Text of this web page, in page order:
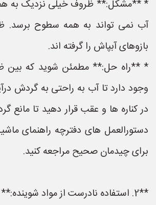
* **مشکل:** ظروف خیلی نزدیک به هم
آب نمی تواند به همه سطوح برسد.
بازوهای آبپاش را گرفته اند.
* **راه حل:** مطمئن شوید که بین
وجود دارد تا آب به راحتی به گردش
در کناره ها و عقب قرار دهید تا مانع
دستورالعمل های دفترچه راهنمای
برای چیدمان صحیح مراجعه کنید.
**2. استفاده نادرست از مواد شوینده:**